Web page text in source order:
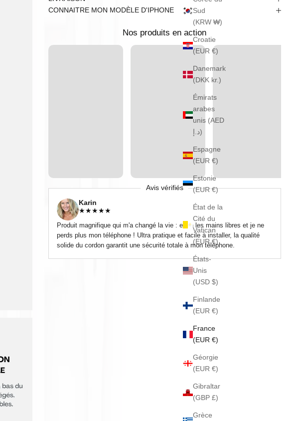
Sud
(KRW ₩)
Croatie
(EUR €)
Danemark
(DKK kr.)
Émirats
arabes
unis (AED
د.إ)
Espagne
(EUR €)
Estonie
(EUR €)
État de la
Cité du
Vatican
(EUR €)
États-
Unis
(USD $)
Finlande
(EUR €)
France
(EUR €)
Géorgie
(EUR €)
Gibraltar
(GBP £)
Grèce
CONNAITRE MON MODÈLE D'IPHONE
Nos produits en action
Avis vérifiés
Karin
★★★★★
Produit magnifique qui m'a changé la vie : enfin les mains libres et je ne
perds plus mon téléphone ! Ultra pratique et facile à installer, la qualité
solide du cordon garantit une sécurité totale à mon téléphone.